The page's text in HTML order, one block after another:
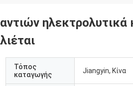
Τόπος
καταγωγής
Jiangyin, Κίνα